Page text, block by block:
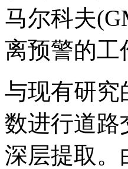
马尔科夫
离预警的工
与现有研究
数进行道路
深层提取。